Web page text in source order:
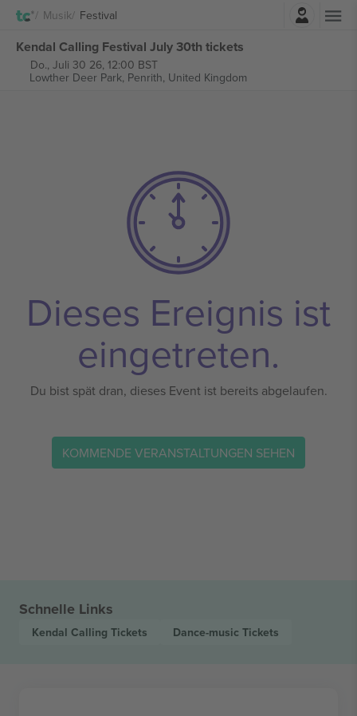
Musik Festival
Kendal Calling Festival July 30th tickets
Do., Juli 30 26, 12:00 BST
Lowther Deer Park, Penrith, United Kingdom
Dieses Ereignis ist
eingetreten.
Du bist spät dran, dieses Event ist bereits abgelaufen.
KOMMENDE VERANSTALTUNGEN SEHEN
Schnelle Links
Kendal Calling Tickets Dance-music Tickets